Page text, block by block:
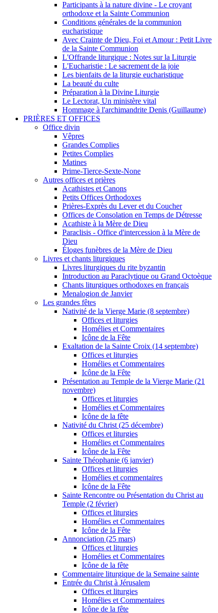
Participants à la nature divine - Le croyant
orthodoxe et la Sainte Communion
Conditions générales de la communion
eucharistique
Avec Crainte de Dieu, Foi et Amour : Petit Livre
de la Sainte Communion
L'Offrande liturgique : Notes sur la Liturgie
L'Eucharistie : Le sacrement de la joie
Les bienfaits de la liturgie eucharistique
La beauté du culte
Préparation à la Divine Liturgie
Le Lectorat, Un ministère vital
Hommage à l'archimandrite Denis (Guillaume)
PRIÈRES ET OFFICES
Office divin
Vêpres
Grandes Complies
Petites Complies
Matines
Prime-Tierce-Sexte-None
Autres offices et prières
Acathistes et Canons
Petits Offices Orthodoxes
Prières-Exprès du Lever et du Coucher
Offices de Consolation en Temps de Détresse
Acathiste à la Mère de Dieu
Paraclisis - Office d'intercession à la Mère de
Dieu
Éloges funèbres de la Mère de Dieu
Livres et chants liturgiques
Livres liturgiques du rite byzantin
Introduction au Paraclytique ou Grand Octoèque
Chants liturgiques orthodoxes en français
Menalogion de Janvier
Les grandes fêtes
Nativité de la Vierge Marie (8 septembre)
Offices et liturgies
Homélies et Commentaires
Icône de la Fête
Exaltation de la Sainte Croix (14 septembre)
Offices et liturgies
Homélies et Commentaires
Icône de la Fête
Présentation au Temple de la Vierge Marie (21
novembre)
Offices et liturgies
Homélies et Commentaires
Icône de la fête
Nativité du Christ (25 décembre)
Offices et liturgies
Homélies et Commentaires
Icône de la Fête
Sainte Théophanie (6 janvier)
Offices et liturgies
Homélies et commentaires
Icône de la Fête
Sainte Rencontre ou Présentation du Christ au
Temple (2 février)
Offices et liturgies
Homélies et Commentaires
Icône de la Fête
Annonciation (25 mars)
Offices et liturgies
Homélies et Commentaires
Icône de la fête
Commentaire liturgique de la Semaine sainte
Entrée du Christ à Jérusalem
Offices et liturgies
Homélies et Commentaires
Icône de la fête